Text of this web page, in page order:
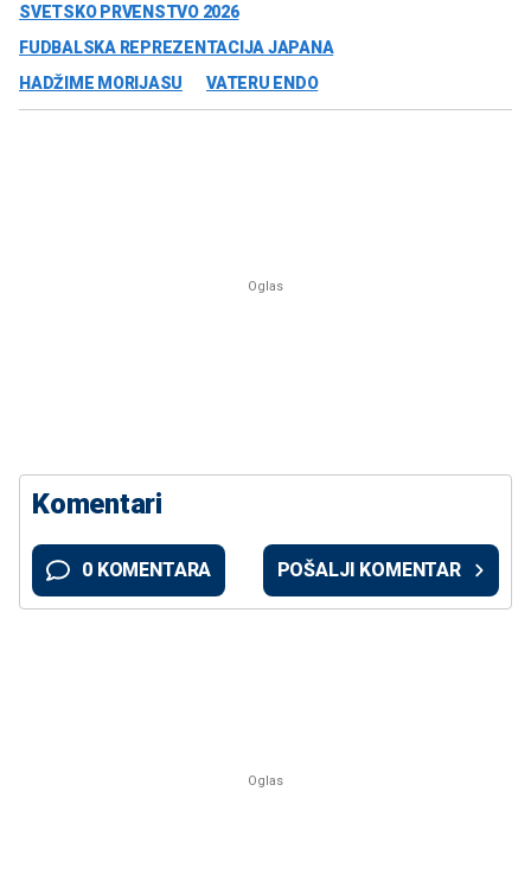
SVETSKO PRVENSTVO 2026
FUDBALSKA REPREZENTACIJA JAPANA
HADŽIME MORIJASU
VATERU ENDO
Komentari
0 KOMENTARA POŠALJI KOMENTAR